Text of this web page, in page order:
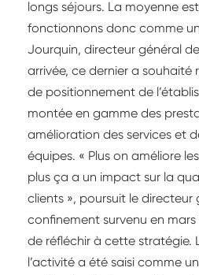
longs séjours. La moyenne
fonctionnons donc comme
Jourquin, directeur général
arrivée, ce dernier a souhaité
de positionnement de
montée en gamme des
amélioration des services et
équipes. « Plus on améliore
plus ça a un impact sur la
clients », poursuit le directeur
confinement survenu en
de réfléchir à cette stratégie.
l’activité a été saisi comme